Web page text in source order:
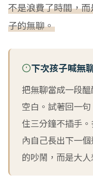
不是浪費了時間，
子的無聊。
下次孩子喊無
把無聊當成一段
空白。試著回一
住三分鐘不插手
內自己長出下一
的吵鬧，而是大